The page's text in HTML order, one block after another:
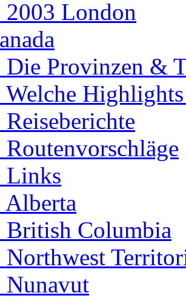
2003 London
Die Provinzen &
Welche
Reiseberichte
Routenvorschläge
Links
Alberta
British Columbia
Northwest
Nunavut